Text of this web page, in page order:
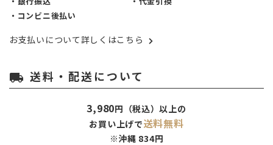
・コンビニ後払い
お支払いについて詳しくはこちら
local_shipping 送料・配送について
3,980円（税込）以上の
お買い上げで送料無料
※沖縄 834円